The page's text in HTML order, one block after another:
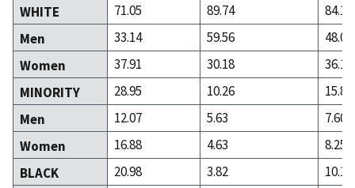
WHITE
71.05 89.74
84.15
Men
33.14 59.56
48.04
Women
37.91 30.18
36.11
MINORITY
28.95 10.26
15.85
Men
12.07 5.63
7.60
Women
16.88 4.63
8.25
BLACK
20.98 3.82
10.19